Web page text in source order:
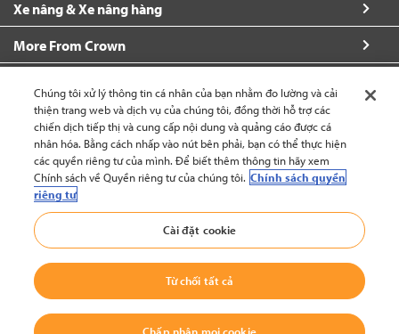
Xe nâng & Xe nâng hàng
More From Crown
Yêu cầu thêm thông tin
Việt Nam (thay đổi)
Trở lại đầu trang
© 2002-2026 Crown Equipment Corporation
Chính sách Bảo vệ Dữ liệu Cá nhân|Điều kiện Sử dụng|Chính Sách Sử
Chúng tôi xử lý thông tin cá nhân của bạn nhằm đo lường và cải
thiện trang web và dịch vụ của chúng tôi, đồng thời hỗ trợ các
chiến dịch tiếp thị và cung cấp nội dung và quảng cáo được cá
nhân hóa. Bằng cách nhấp vào nút bên phải, bạn có thể thực hiện
các quyền riêng tư của mình. Để biết thêm thông tin hãy xem
Chính sách về Quyền riêng tư của chúng tôi. Chính sách quyền
riêng tư
Cài đặt cookie
Từ chối tất cả